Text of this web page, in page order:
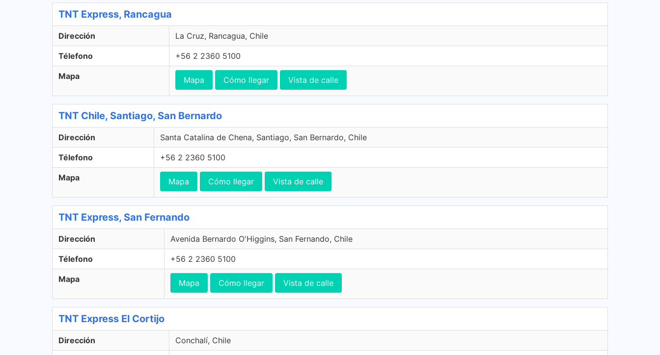
TNT Express, Rancagua
Dirección La Cruz, Rancagua, Chile
Télefono +56 2 2360 5100
Mapa Mapa Cómo llegar Vista de calle
TNT Chile, Santiago, San Bernardo
Dirección Santa Catalina de Chena, Santiago, San Bernardo, Chile
Télefono +56 2 2360 5100
Mapa Mapa Cómo llegar Vista de calle
TNT Express, San Fernando
Dirección Avenida Bernardo O'Higgins, San Fernando, Chile
Télefono +56 2 2360 5100
Mapa Mapa Cómo llegar Vista de calle
TNT Express El Cortijo
Dirección Conchalí, Chile